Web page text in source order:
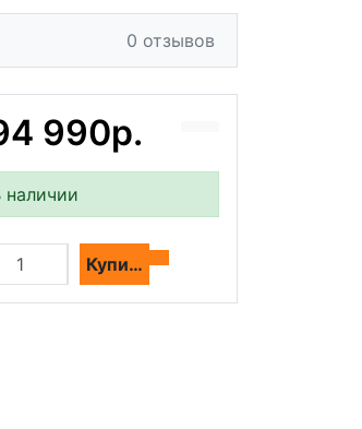
0 отзывов
990р.
наличии
Купить